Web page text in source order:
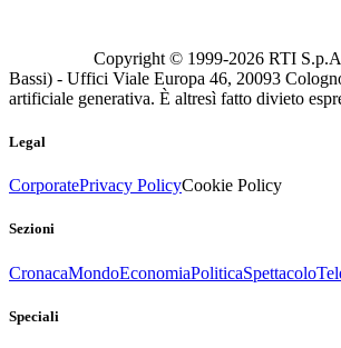
Copyright © 1999-2026 RTI
Bassi) - Uffici Viale Europa 46, 20093
artificiale generativa. È altresì fatto divieto
Legal
CorporatePrivacy PolicyCookie Policy
Sezioni
CronacaMondoEconomiaPoliticaSpettacolo
Speciali